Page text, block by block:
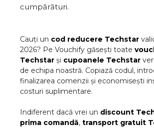
cumpărături.
Cauți un cod reducere Techstar
2026? Pe Vouchify găsești toate
Techstar și cupoanele Techstar
de echipa noastră. Copiază codul,
finalizarea comenzii și economisești
costuri suplimentare.
Indiferent dacă vrei un discount
prima comandă, transport gratuit